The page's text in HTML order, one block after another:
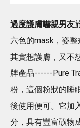
過度護膚嚇親男友
六色的mask，姿
其實想護膚，又不
牌產品------Pure
粉，這個粉狀的睡
後使用便可。它加
分，具有豐富礦物